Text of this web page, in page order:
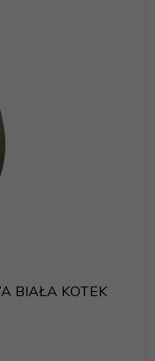
BIAŁA KOTEK